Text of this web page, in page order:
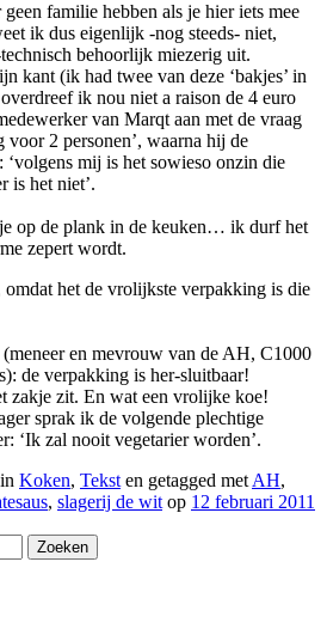
familie hebben als je hier iets mee
ik dus eigenlijk -nog steeds- niet,
behoorlijk miezerig uit.
kant (ik had twee van deze ‘bakjes’ in
ik nou niet a raison de 4 euro
van Marqt aan met de vraag
voor 2 personen’, waarna hij de
mij is het sowieso onzin die
is het niet’.
op de plank in de keuken… ik durf het
zepert wordt.
het de vrolijkste verpakking is die
en mevrouw van de AH, C1000
de verpakking is her-sluitbaar!
zakje zit. En wat een vrolijke koe!
sprak ik de volgende plechtige
‘Ik zal nooit vegetarier worden’.
Koken, Tekst en getagged met AH,
, slagerij de wit op 12 februari 2011